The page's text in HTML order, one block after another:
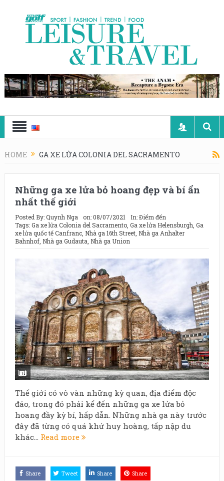
HOME GA XE LỬA COLONIA DEL SACRAMENTO
Những ga xe lửa bỏ hoang đẹp và bí ẩn
nhất thế giới
Posted By:Quynh Nga on:08/07/2021 In:Điểm đến
Tags:Ga xe lửa Colonia del Sacramento, Ga xe lửa Helensburgh Ga
xe lửa quốc tế Canfranc, Nhà ga 16th Street, Nhà ga Anhalter
Bahnhof, Nhà ga Gudauta Nhà ga Union
Thế giới có vô vàn những kỳ quan, địa điểm độc
đáo, trong đó phải kể đến những ga xe lửa bỏ
hoang đầy kỳ bí, hấp dẫn. Những nhà ga này trước
đây đã từng có quá khứ huy hoàng, tấp nập du
khác... Read more
Share Tweet Share Share